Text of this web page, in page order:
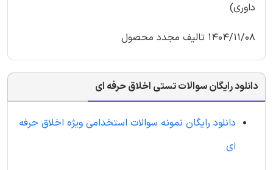
داوری)
1404/11/08 تالیف مجدد محصول
دانلود رایگان سوالات تستی اخلاق حرفه ای
دانلود رایگان نمونه سوالات استخدامی ویژه اخلاق حرفه
ای